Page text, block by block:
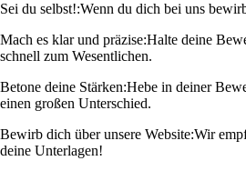
Sei du selbst!:Wenn du dich bei uns
Mach es klar und präzise:Halte deine
schnell zum Wesentlichen.
Betone deine Stärken:Hebe in deiner
einen großen Unterschied.
Bewirb dich über unsere Website:Wir
deine Unterlagen!